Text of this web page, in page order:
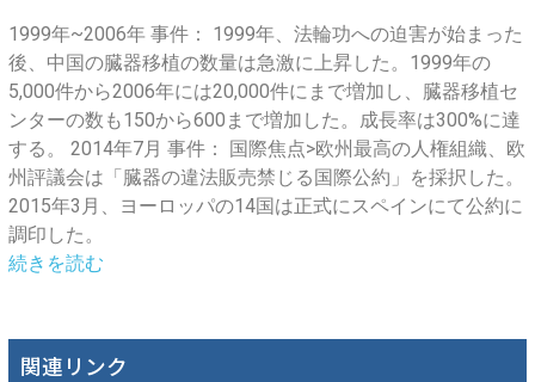
1999年~2006年 事件： 1999年、法輪功への迫害が始まった
後、中国の臓器移植の数量は急激に上昇した。1999年の
5,000件から2006年には20,000件にまで増加し、臓器移植セ
ンターの数も150から600まで増加した。成長率は300%に達
する。 2014年7月 事件： 国際焦点>欧州最高の人権組織、欧
州評議会は「臓器の違法販売禁じる国際公約」を採択した。
2015年3月、ヨーロッパの14国は正式にスペインにて公約に
調印した。
続きを読む
関連リンク